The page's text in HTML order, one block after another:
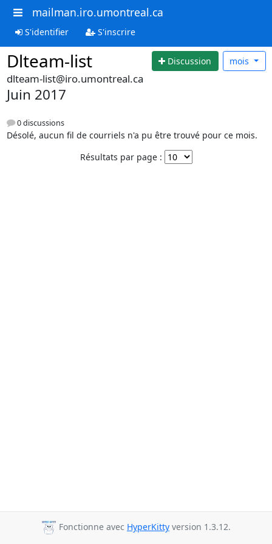
mailman.iro.umontreal.ca
S'identifier S'inscrire
Dlteam-list Discussion mois
dlteam-list@iro.umontreal.ca
Juin 2017
0 discussions
Désolé, aucun fil de courriels n'a pu être trouvé pour ce mois.
Résultats par page :
Fonctionne avec HyperKitty version 1.3.12.